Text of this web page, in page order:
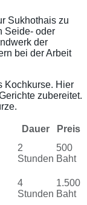
Sukhothais zu
Seide- oder
der
bei der Arbeit
Kochkurse. Hier
zubereitet.
Dauer
Preis
2
Stunden
500
Baht
4
Stunden
1.500
Baht